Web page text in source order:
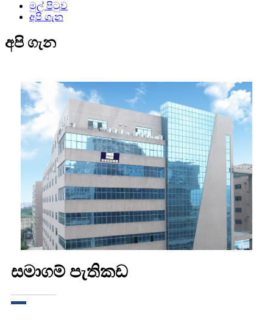
මුල් පිටුව
අපි ගැන
අපි ගැන
සමාගම් පැතිකඩ